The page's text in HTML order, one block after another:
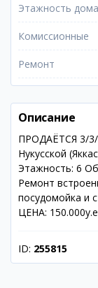
Этажность дома
Комиссионные
Ремонт
Описание
ПРОДАЁТСЯ 3/
Нукусской
Этажность: 6
Ремонт
посудомойка и
ЦЕНА:
ID: 255815